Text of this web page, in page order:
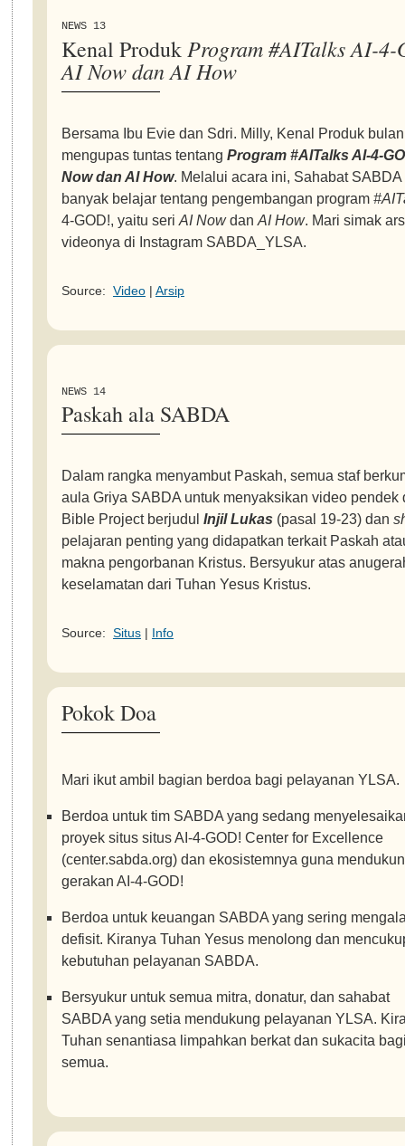
NEWS 13
Kenal Produk Program #AITalks AI-4-
AI Now dan AI How
Bersama Ibu Evie dan Sdri. Milly, Kenal Produk
mengupas tuntas tentang Program #AITalks AI-4-
Now dan AI How. Melalui acara ini, Sahabat SABDA
banyak belajar tentang pengembangan program
4-GOD!, yaitu seri AI Nowdan AI How. Mari simak
videonya di Instagram SABDA_YLSA.
Source: Video| Arsip
NEWS 14
Paskah ala SABDA
Dalam rangka menyambut Paskah, semua staf
aula Griya SABDA untuk menyaksikan video pendek
Bible Project berjudul Injil Lukas (pasal 19-23) dan
pelajaran penting yang didapatkan terkait Paskah
makna pengorbanan Kristus. Bersyukur atas
keselamatan dari Tuhan Yesus Kristus.
Source: Situs| Info
Pokok Doa
Mari ikut ambil bagian berdoa bagi pelayanan YLSA.
Berdoa untuk tim SABDA yang sedang
proyek situs situs AI-4-GOD! Center for Excellence
(center.sabda.org) dan ekosistemnya guna
gerakan AI-4-GOD!
Berdoa untuk keuangan SABDA yang sering
defisit. Kiranya Tuhan Yesus menolong dan
kebutuhan pelayanan SABDA.
Bersyukur untuk semua mitra, donatur, dan sahabat
SABDA yang setia mendukung pelayanan YLSA.
Tuhan senantiasa limpahkan berkat dan sukacita
semua.